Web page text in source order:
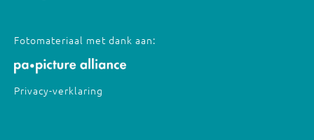
Fotomateriaal met dank aan:
Privacy-verklaring